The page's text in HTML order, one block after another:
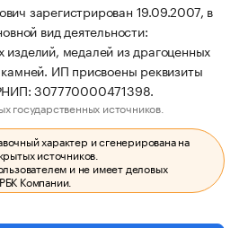
зарегистрирован 19.09.2007, в
вид деятельности:
медалей из драгоценных
ИП присвоены реквизиты
307770000471398.
государственных источников.
характер и сгенерирована на
источников.
и не имеет деловых
Компании.